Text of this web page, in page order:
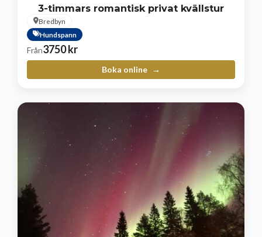
3-timmars romantisk privat kvällstur
Bredbyn
Hundspann
Från3750kr
Boka online